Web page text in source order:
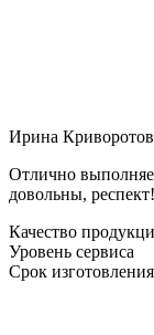
Ирина
Отлично
довольны,
Качество
Уровень сервиса
Срок изготовления